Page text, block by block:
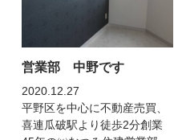
営業部 中野です
2020.12.27
平野区を中心に不動産売買、
喜連瓜破駅より徒歩2分創業